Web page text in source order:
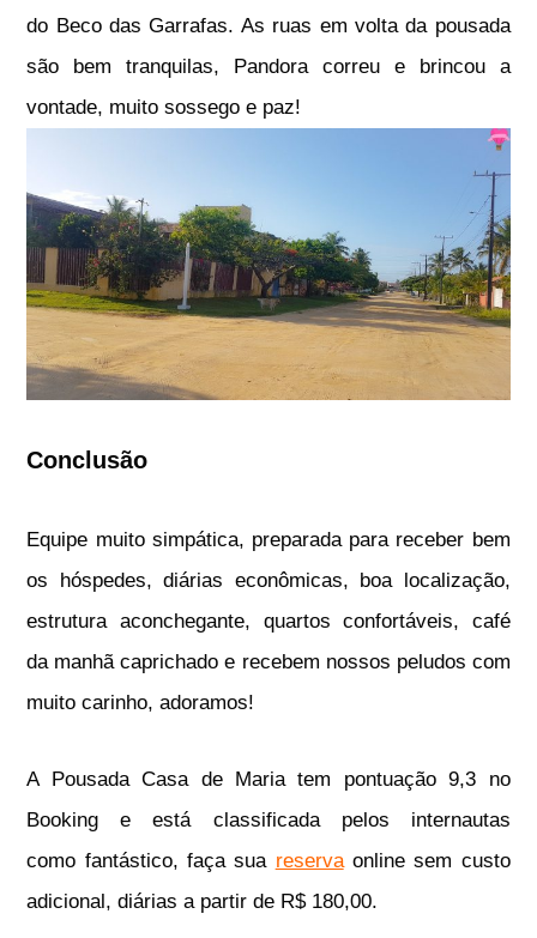
do Beco das Garrafas. As ruas em volta da pousada
são bem tranquilas, Pandora correu e brincou a
vontade, muito sossego e paz!
Conclusão
Equipe muito simpática, preparada para receber bem
os hóspedes, diárias econômicas, boa localização,
estrutura aconchegante, quartos confortáveis, café
da manhã caprichado e recebem nossos peludos com
muito carinho, adoramos!
A Pousada Casa de Maria tem pontuação 9,3 no
Booking e está classificada pelos internautas
como fantástico, faça sua reservaonline sem custo
adicional, diárias a partir de R$ 180,00.